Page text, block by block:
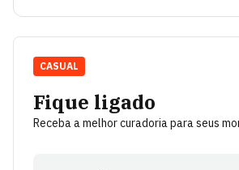
Fique ligado
Receba a melhor curadoria para seus
CASUAL